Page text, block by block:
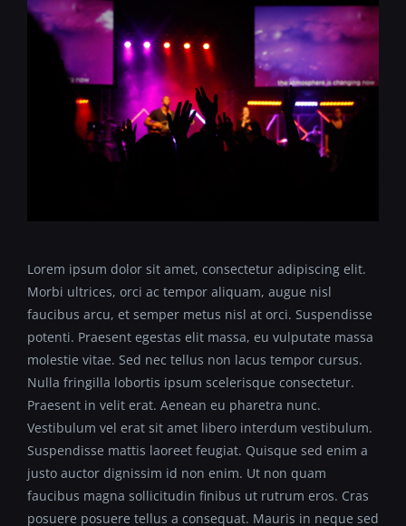
Lorem ipsum dolor sit amet, consectetur adipiscing elit.
Morbi ultrices, orci ac tempor aliquam, augue nisl
faucibus arcu, et semper metus nisl at orci. Suspendisse
potenti. Praesent egestas elit massa, eu vulputate massa
molestie vitae. Sed nec tellus non lacus tempor cursus.
Nulla fringilla lobortis ipsum scelerisque consectetur.
Praesent in velit erat. Aenean eu pharetra nunc.
Vestibulum vel erat sit amet libero interdum vestibulum.
Suspendisse mattis laoreet feugiat. Quisque sed enim a
justo auctor dignissim id non enim. Ut non quam
faucibus magna sollicitudin finibus ut rutrum eros. Cras
posuere posuere tellus a consequat. Mauris in neque sed